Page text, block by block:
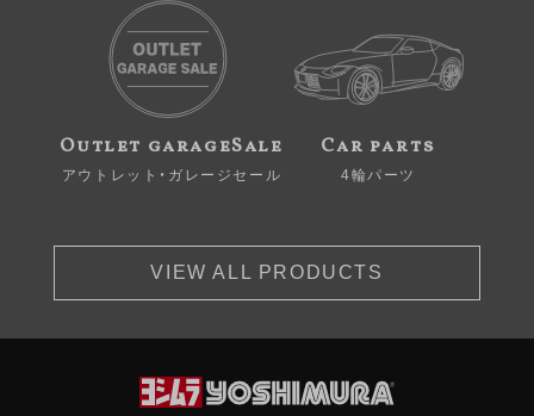
Outlet garageSale
アウトレット・ガレージセール
Car parts
4輪パーツ
VIEW ALL PRODUCTS